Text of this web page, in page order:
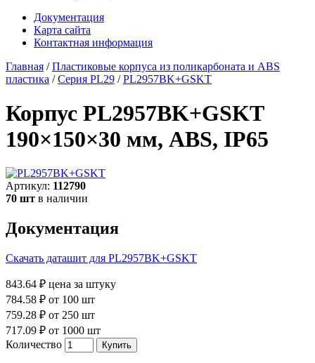
Документация
Карта сайта
Контактная информация
Главная /Пластиковые корпуса из поликарбоната и ABS
пластика /Серия PL29 /PL2957BK+GSKT
Корпус PL2957BK+GSKT
190×150×30 мм, ABS, IP65
Артикул: 112790
70 шт в наличии
Документация
Скачать даташит для PL2957BK+GSKT
843.64 ₽ цена за штуку
784.58 ₽ от 100 шт
759.28 ₽ от 250 шт
717.09 ₽ от 1000 шт
Количество